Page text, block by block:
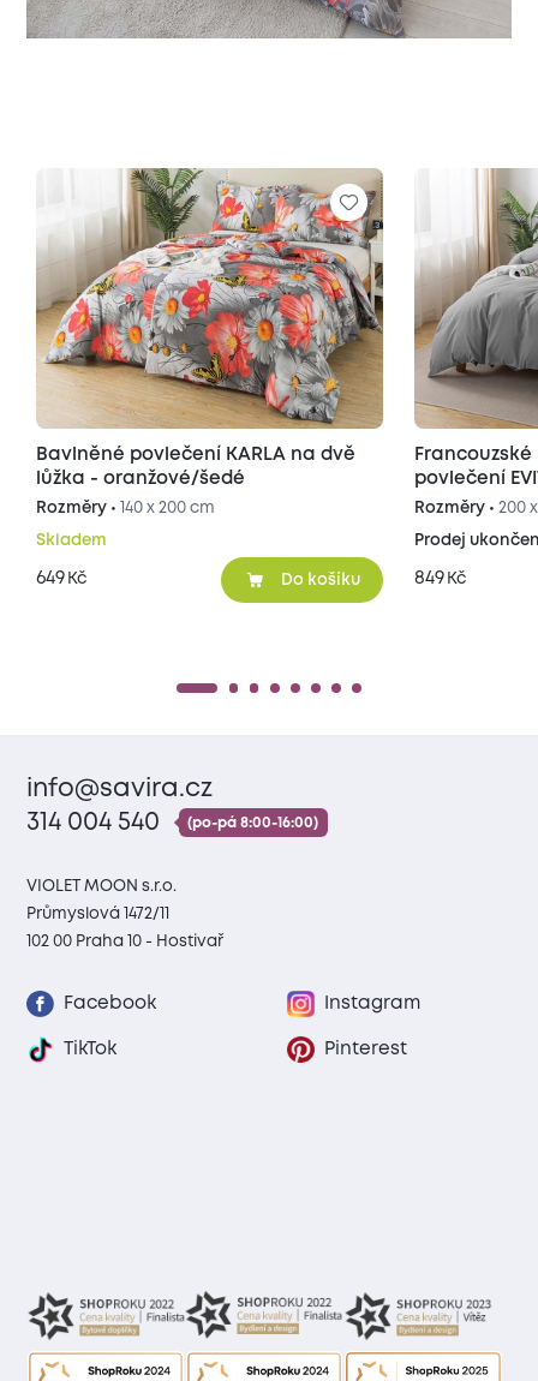
Bavlněné povlečení KARLA na dvě
lůžka - oranžové/šedé
Rozměry • 140 x 200 cm
Skladem
649 Kč Do košíku
povlečení
šedé/světle
Rozměry •200
Prodej
849 Kč
info@savira.cz
314 004 540
(po-pá 8:00-16:00)
VIOLET MOON s.r.o.
Průmyslová 1472/11
102 00 Praha 10 - Hostivař
Facebook Instagram
TikTok Pinterest